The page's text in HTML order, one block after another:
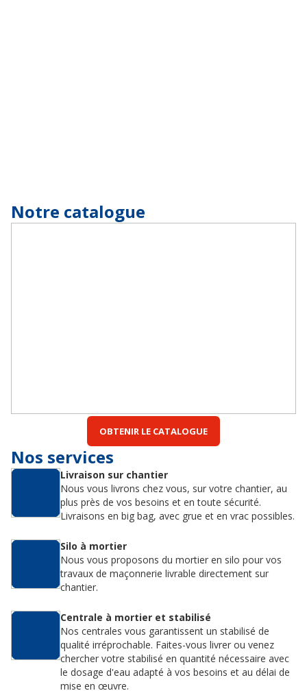
Notre catalogue
OBTENIR LE CATALOGUE
Nos services
Livraison sur chantier
Nous vous livrons chez vous, sur votre chantier, au
plus près de vos besoins et en toute sécurité.
Livraisons en big bag, avec grue et en vrac possibles.
Silo à mortier
Nous vous proposons du mortier en silo pour vos
travaux de maçonnerie livrable directement sur
chantier.
Centrale à mortier et stabilisé
Nos centrales vous garantissent un stabilisé de
qualité irréprochable. Faites-vous livrer ou venez
chercher votre stabilisé en quantité nécessaire avec
le dosage d'eau adapté à vos besoins et au délai de
mise en œuvre.